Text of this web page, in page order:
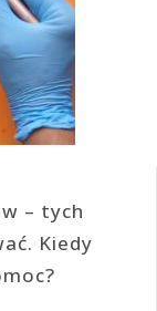
– tych
Kiedy